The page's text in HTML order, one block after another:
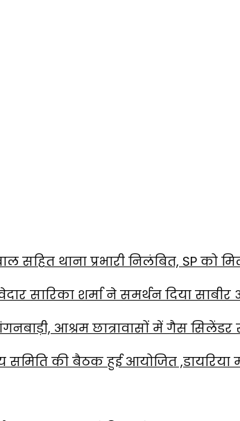
सहित थाना प्रभारी निलंबित, SP को
सारिका शर्मा ने समर्थन दिया
आश्रम छात्रावासों में गैस सिलेंडर
की बैठक हुई आयोजित ,डायरिया